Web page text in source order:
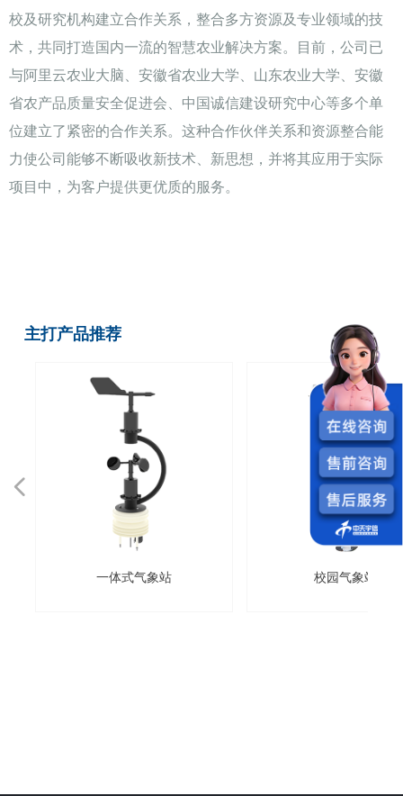
校及研究机构建立合作关系，整合多方资源及专业领域的技
术，共同打造国内一流的智慧农业解决方案。目前，公司已
与阿里云农业大脑、安徽省农业大学、山东农业大学、安徽
省农产品质量安全促进会、中国诚信建设研究中心等多个单
位建立了紧密的合作关系。这种合作伙伴关系和资源整合能
力使公司能够不断吸收新技术、新思想，并将其应用于实际
项目中，为客户提供更优质的服务。
主打产品推荐
一体式气象站 校园气象站
넳 넲